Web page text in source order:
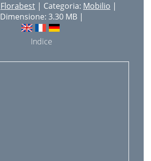
Florabest | Categoria: Mobilio |
Dimensione: 3.30 MB |
Indice